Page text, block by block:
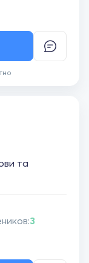
та
3